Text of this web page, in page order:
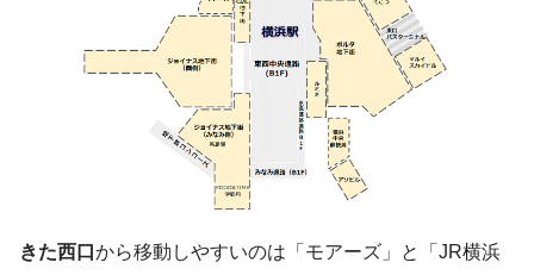
きた西口 から移動しやすいのは「モアーズ」と「JR横浜